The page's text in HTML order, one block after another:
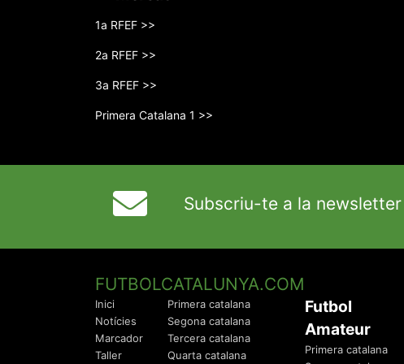
1a RFEF >>
2a RFEF >>
3a RFEF >>
Primera Catalana 1 >>
Subscriu-te a la newsletter
FUTBOLCATALUNYA.COM
Inici
Notícies
Marcador
Taller
Primera catalana
Segona catalana
Tercera catalana
Quarta catalana
Futbol
Amateur
Primera catalana